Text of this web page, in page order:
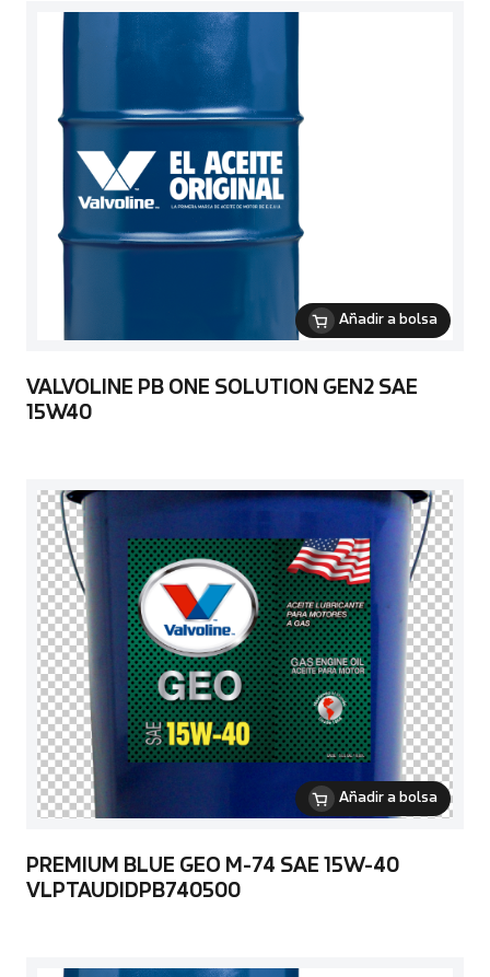
Añadir a bolsa
VALVOLINE PB ONE SOLUTION GEN2 SAE
15W40
Añadir a bolsa
PREMIUM BLUE GEO M-74 SAE 15W-40
VLPTAUDIDPB740500